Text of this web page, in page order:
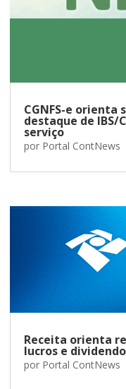
CGNFS-e orienta
destaque de IBS/
serviço
por Portal ContNews
Receita orienta
lucros e
por Portal ContNews